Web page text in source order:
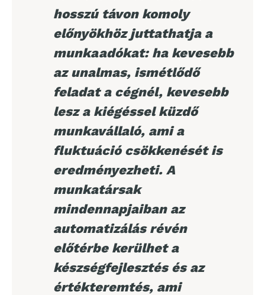
hosszú távon komoly
előnyökhöz juttathatja a
munkaadókat: ha kevesebb
az unalmas, ismétlődő
feladat a cégnél, kevesebb
lesz a kiégéssel küzdő
munkavállaló, ami a
fluktuáció csökkenését is
eredményezheti. A
munkatársak
mindennapjaiban az
automatizálás révén
előtérbe kerülhet a
készségfejlesztés és az
értékteremtés, ami